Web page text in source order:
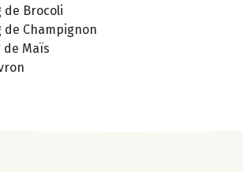
de Brocoli
de Champignon
de Maïs